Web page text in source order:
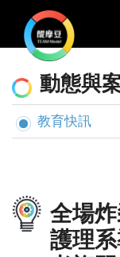
態
與
案
動態與
教育快訊
全場
護理